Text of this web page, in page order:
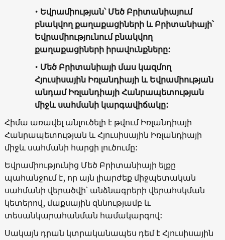
• Եվրամիության՝ Մեծ Բրիտանիայում
բնակվող քաղաքացիների և Բրիտանիայի՝
Եվրամիությունում բնակվող
քաղաքացիների իրավունքները:
• Մեծ Բրիտանիայի մաս կազմող
Հյուսիսային Իռլանդիայի և Եվրամիության
անդամ Իռլանդիայի Հանրապետության
միջև սահմանի կարգավիճակը:
Հիմա առավել անլուծելի է թվում Իռլանդիայի
Հանրապետության և Հյուսիսային Իռլանդիայի
միջև սահմանի հարցի լուծումը:
Եվրամիությունից Մեծ Բրիտանիայի ելքը
պահանջում է, որ այն լիարժեք միջպետական
սահմանի վերածվի՝ անձնագրերի վերահսկման
կետերով, մաքսային զննությամբ և
տեսանկարահանման համակարգով:
Սակայն դրան կտրականապես դեմ է Հյուսիսային